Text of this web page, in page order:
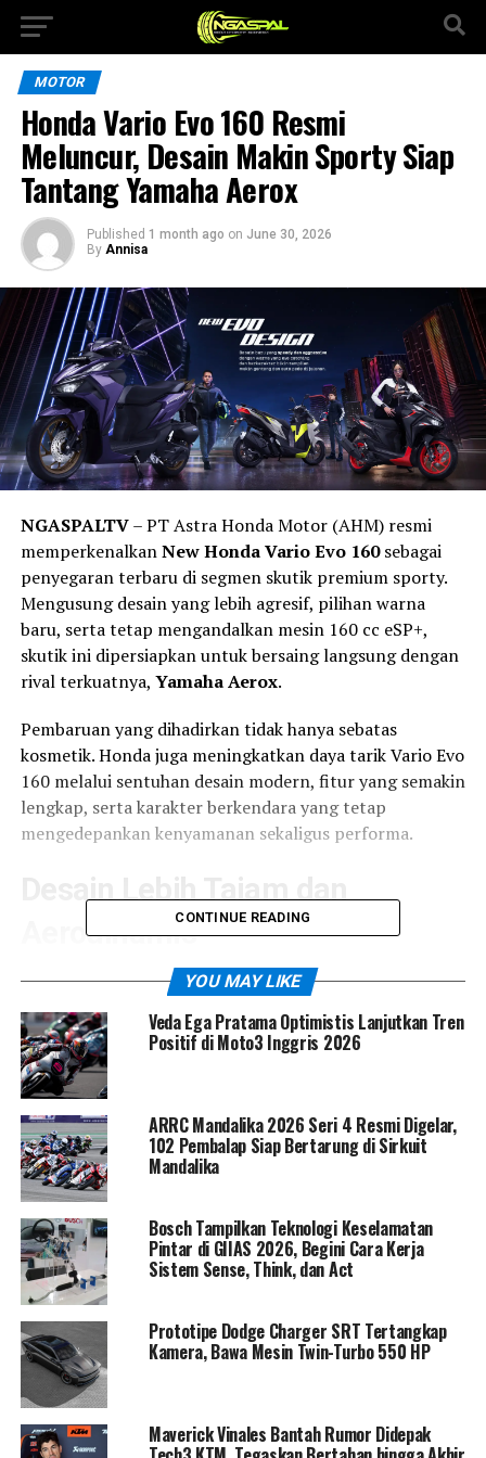
MOTOR
Honda Vario Evo 160 Resmi
Meluncur, Desain Makin Sporty Siap
Tantang Yamaha Aerox
Published 1 month ago on June 30, 2026
By Annisa
NGASPALTV– PT Astra Honda Motor (AHM) resmi
memperkenalkanNew Honda Vario Evo 160sebagai
penyegaran terbaru di segmen skutik premium sporty.
Mengusung desain yang lebih agresif, pilihan warna
baru, serta tetap mengandalkan mesin 160 cc eSP+,
skutik ini dipersiapkan untuk bersaing langsung dengan
rival terkuatnya, Yamaha Aerox.
Pembaruan yang dihadirkan tidak hanya sebatas
kosmetik. Honda juga meningkatkan daya tarik Vario Evo
160 melalui sentuhan desain modern, fitur yang semakin
lengkap, serta karakter berkendara yang tetap
mengedepankan kenyamanan sekaligus performa.
Aerodinamis
Secara tampilan, Honda Vario Evo 160 mempertahankan
DNA sporty yang selama ini menjadi ciri khas keluarga
Vario, namun kini tampil dengan bahasa desain yang
lebih modern.
Garis bodi dibuat semakin tajam dengan lekukan
aerodinamis yang memberikan kesan agresif sekaligus
futuristis. Area fascia depan tampil lebih tegas,
CONTINUE READING
YOU MAY LIKE
Veda Ega Pratama Optimistis Lanjutkan Tren
Positif di Moto3 Inggris 2026
ARRC Mandalika 2026 Seri 4 Resmi Digelar,
102 Pembalap Siap Bertarung di Sirkuit
Mandalika
Bosch Tampilkan Teknologi Keselamatan
Pintar di GIIAS 2026, Begini Cara Kerja
Sistem Sense, Think, dan Act
Prototipe Dodge Charger SRT Tertangkap
Kamera, Bawa Mesin Twin-Turbo 550 HP
Maverick Vinales Bantah Rumor Didepak